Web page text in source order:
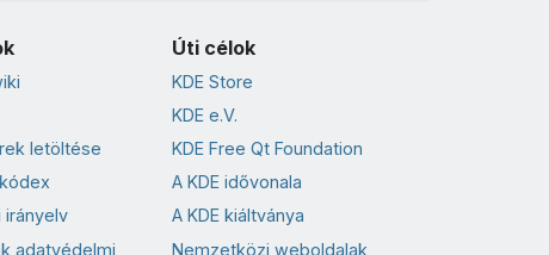
letöltése
irányelv
adatvédelmi
Úti célok
KDE Store
KDE e.V.
KDE Free Qt Foundation
A KDE idővonala
A KDE kiáltványa
Nemzetközi weboldalak